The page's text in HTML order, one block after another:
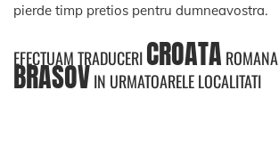
pierde timp pretios pentru dumneavostra.
EFECTUAM TRADUCERICROATA ROMANA
BRASOVIN URMATOARELE LOCALITATI